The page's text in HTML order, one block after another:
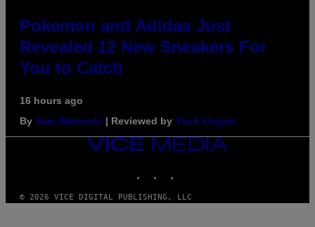
Pokemon and Adidas Just
Revealed 12 New Sneakers For
You to Catch
16 hours ago
By Sam Watanuki | Reviewed by Ysolt Usigan
VICE
MEDIA
© 2026 VICE DIGITAL PUBLISHING, LLC